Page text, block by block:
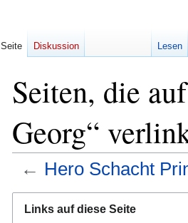
Seiten, die
Georg“
← Hero Schacht
Navigation
Suche
Links auf diese Seite
Seite Diskussion Lesen